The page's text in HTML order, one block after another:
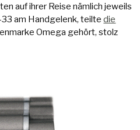
auf ihrer Reise nämlich jeweils
am Handgelenk, teiltedie
Omega gehört, stolz